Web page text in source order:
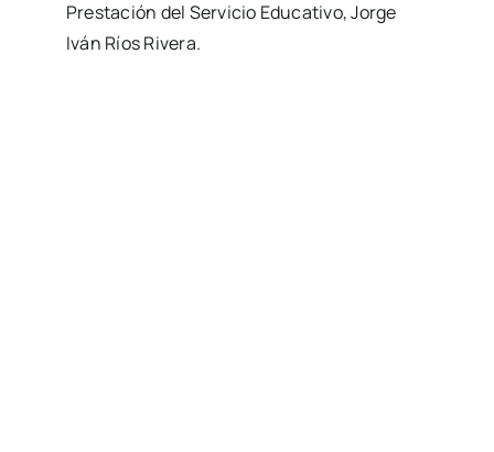
Prestación del Servicio Educativo, Jorge
Iván Ríos Rivera.